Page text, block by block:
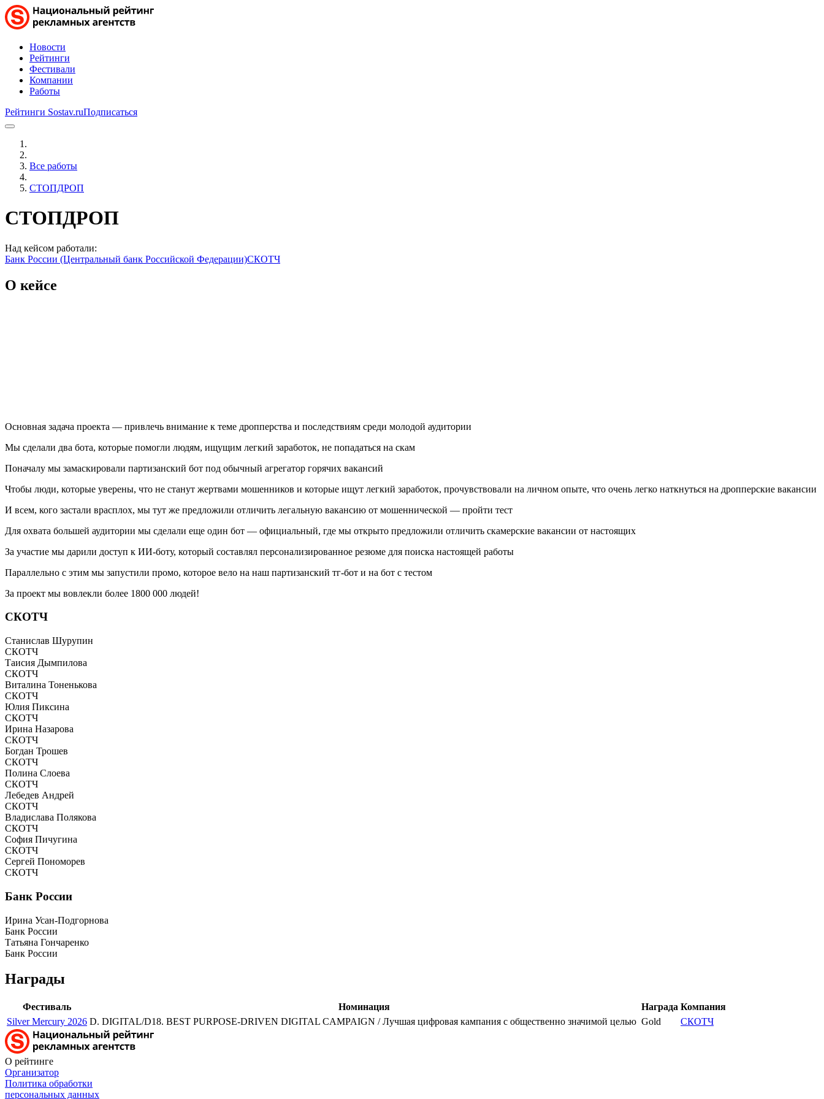
Новости
Рейтинги
Фестивали
Компании
Работы
Рейтинги Sostav.ruПодписаться
Все работы
СТОПДРОП
СТОПДРОП
Над кейсом работали:
Банк России (Центральный банк Российской Федерации)СКОТЧ
О кейсе
Основная задача проекта — привлечь внимание к теме дропперства и последствиям среди молодой аудитории
Мы сделали два бота, которые помогли людям, ищущим легкий заработок, не попадаться на скам
Поначалу мы замаскировали партизанский бот под обычный агрегатор горячих вакансий
Чтобы люди, которые уверены, что не станут жертвами мошенников и которые ищут легкий заработок, прочувствовали на личном опыте, что очень легко наткнуться на дропперские вакансии
И всем, кого застали врасплох, мы тут же предложили отличить легальную вакансию от мошеннической — пройти тест
Для охвата большей аудитории мы сделали еще один бот — официальный, где мы открыто предложили отличить скамерские вакансии от настоящих
За участие мы дарили доступ к ИИ-боту, который составлял персонализированное резюме для поиска настоящей работы
Параллельно с этим мы запустили промо, которое вело на наш партизанский тг-бот и на бот с тестом
За проект мы вовлекли более 1800 000 людей!
СКОТЧ
Станислав Шурупин
СКОТЧ
Таисия Дымпилова
СКОТЧ
Виталина Тоненькова
СКОТЧ
Юлия Пиксина
СКОТЧ
Ирина Назарова
СКОТЧ
Богдан Трошев
СКОТЧ
Полина Слоева
СКОТЧ
Лебедев Андрей
СКОТЧ
Владислава Полякова
СКОТЧ
София Пичугина
СКОТЧ
Сергей Пономорев
СКОТЧ
Банк России
Ирина Усан-Подгорнова
Банк России
Татьяна Гончаренко
Банк России
Награды
Фестиваль Номинация Награда Компания
Silver Mercury 2026 D. DIGITAL/D18. BEST PURPOSE-DRIVEN DIGITAL CAMPAIGN / Лучшая цифровая кампания с общественно значимой целью Gold СКОТЧ
О рейтинге
Организатор
Политика обработки
персональных данных